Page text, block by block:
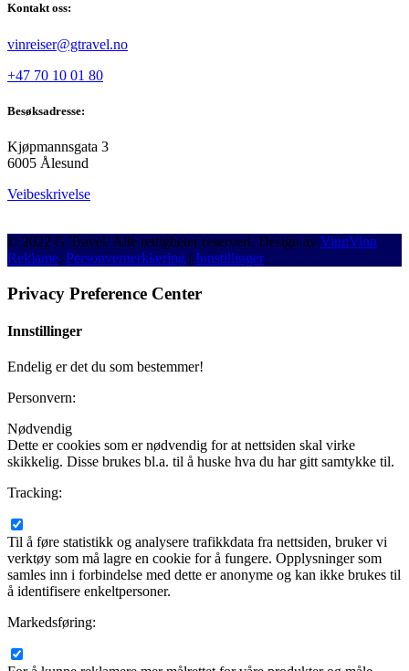
Kontakt oss:
vinreiser@gtravel.no
+47 70 10 01 80
Besøksadresse:
Kjøpmannsgata 3
6005 Ålesund
Veibeskrivelse
© 2022 G Travel. Alle rettigheter reservert. Design av VinnVinn
Reklame. Personvernerklæring | Innstillinger
Privacy Preference Center
Innstillinger
Endelig er det du som bestemmer!
Personvern:
Nødvendig
Dette er cookies som er nødvendig for at nettsiden skal virke
skikkelig. Disse brukes bl.a. til å huske hva du har gitt samtykke til.
Tracking:
Til å føre statistikk og analysere trafikkdata fra nettsiden, bruker vi
verktøy som må lagre en cookie for å fungere. Opplysninger som
samles inn i forbindelse med dette er anonyme og kan ikke brukes til
å identifisere enkeltpersoner.
Markedsføring: